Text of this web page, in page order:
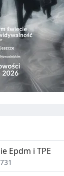
Epdm i TPE